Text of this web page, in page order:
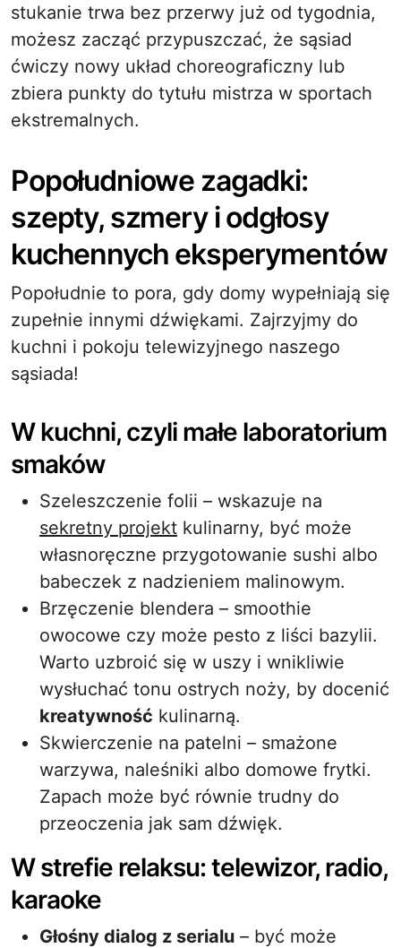
stukanie trwa bez przerwy już od tygodnia,
możesz zacząć przypuszczać, że sąsiad
ćwiczy nowy układ choreograficzny lub
zbiera punkty do tytułu mistrza w sportach
ekstremalnych.
Popołudniowe zagadki:
szepty, szmery i odgłosy
kuchennych eksperymentów
Popołudnie to pora, gdy domy wypełniają się
zupełnie innymi dźwiękami. Zajrzyjmy do
kuchni i pokoju telewizyjnego naszego
sąsiada!
W kuchni, czyli małe laboratorium
smaków
Szeleszczenie folii – wskazuje na
sekretny projekt kulinarny, być może
własnoręczne przygotowanie sushi albo
babeczek z nadzieniem malinowym.
Brzęczenie blendera – smoothie
owocowe czy może pesto z liści bazylii.
Warto uzbroić się w uszy i wnikliwie
wysłuchać tonu ostrych noży, by docenić
kreatywność kulinarną.
Skwierczenie na patelni – smażone
warzywa, naleśniki albo domowe frytki.
Zapach może być równie trudny do
przeoczenia jak sam dźwięk.
W strefie relaksu: telewizor, radio,
karaoke
Głośny dialog z serialu – być może